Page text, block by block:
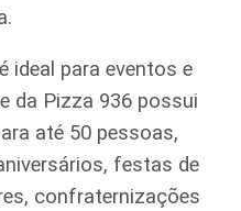
ideal para eventos e
da Pizza 936 possui
até 50 pessoas,
festas de
confraternizações